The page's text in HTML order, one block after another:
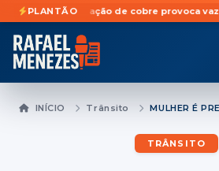
PLANTÃO
de tubulação de cobre provoca
INÍCIO Trânsito
TRÂNSITO